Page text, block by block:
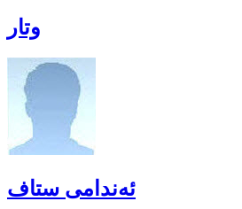
وتار
ئەندامی ستاف